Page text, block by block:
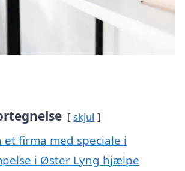
skjul
et firma med speciale i
i Øster Lyng hjælpe